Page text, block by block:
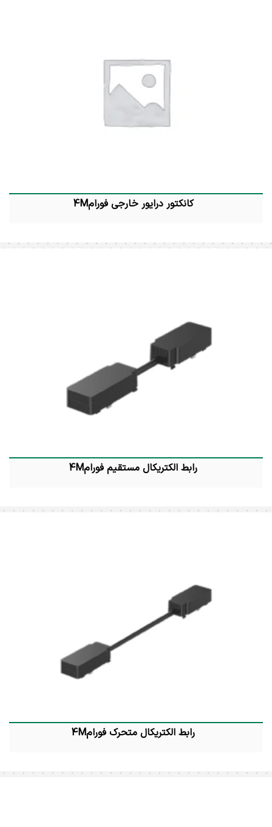
کانکتور درایور خارجی فورام4M
رابط الکتریکال مستقیم فورام4M
رابط الکتریکال متحرک فورام4M